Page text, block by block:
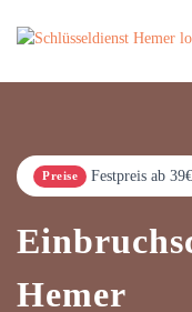
Preise Festpreis ab 39€
Hemer